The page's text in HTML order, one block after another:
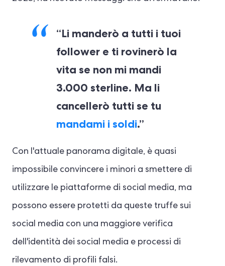
“Li manderò a tutti i tuoi
follower e ti rovinerò la
vita se non mi mandi
3.000 sterline. Ma li
cancellerò tutti se tu
mandami i soldi.”
Con l'attuale panorama digitale, è quasi
impossibile convincere i minori a smettere di
utilizzare le piattaforme di social media, ma
possono essere protetti da queste truffe sui
social media con una maggiore verifica
dell'identità dei social media e processi di
rilevamento di profili falsi.